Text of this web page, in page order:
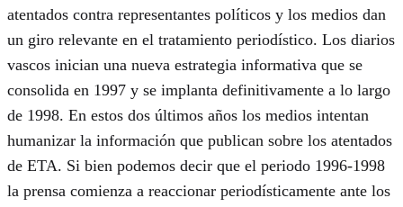
atentados contra representantes políticos y los medios dan
un giro relevante en el tratamiento periodístico. Los diarios
vascos inician una nueva estrategia informativa que se
consolida en 1997 y se implanta definitivamente a lo largo
de 1998. En estos dos últimos años los medios intentan
humanizar la información que publican sobre los atentados
de ETA. Si bien podemos decir que el periodo 1996-1998
la prensa comienza a reaccionar periodísticamente ante los